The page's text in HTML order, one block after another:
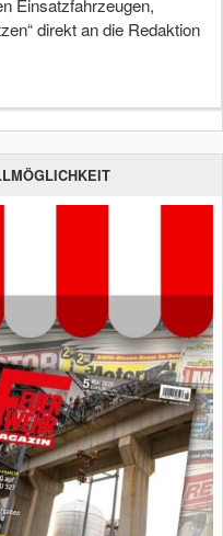
Einsatzfahrzeugen,
direkt an die Redaktion